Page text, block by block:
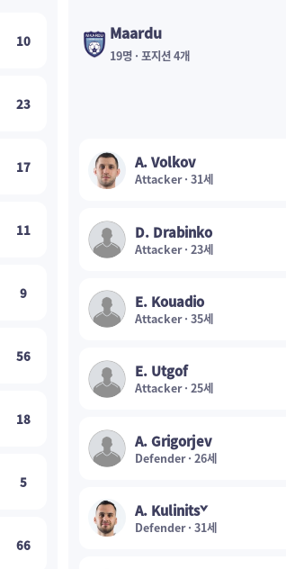
10
23
17
11
9
56
18
5
66
Maardu
19명 · 포지션 4개
A. Volkov
Attacker · 31세
D. Drabinko
Attacker · 23세
E. Kouadio
Attacker · 35세
E. Utgof
Attacker · 25세
A. Grigorjev
Defender · 26세
A. Kulinitš
Defender · 31세